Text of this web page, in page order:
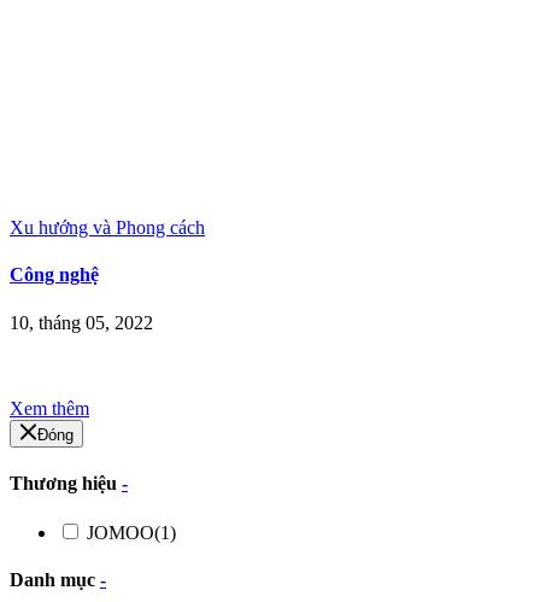
Xu hướng và Phong cách
Công nghệ
10, tháng 05, 2022
Xem thêm
Đóng
Thương hiệu -
JOMOO(1)
Danh mục -